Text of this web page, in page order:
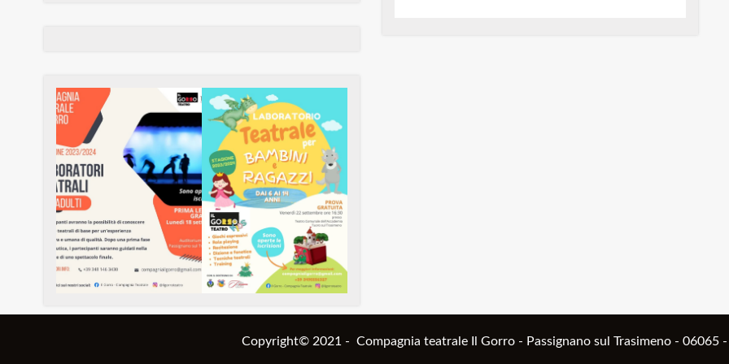
Copyright© 2021 - Compagnia teatrale Il Gorro - Passignano sul Trasimeno - 06065 -